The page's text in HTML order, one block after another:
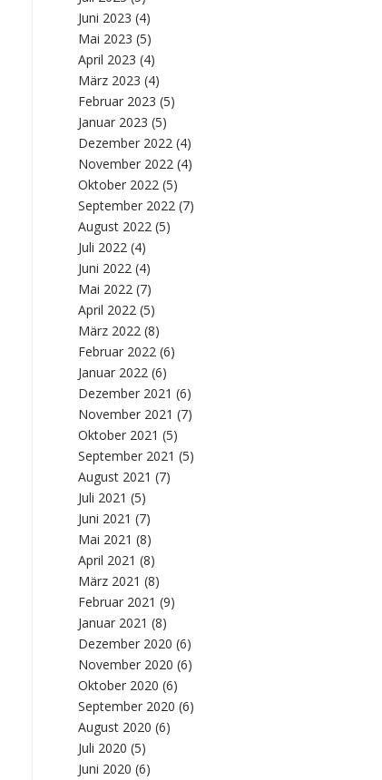
Juni 2023 (4)
Mai 2023 (5)
April 2023 (4)
März 2023 (4)
Februar 2023 (5)
Januar 2023 (5)
Dezember 2022 (4)
November 2022 (4)
Oktober 2022 (5)
September 2022 (7)
August 2022 (5)
Juli 2022 (4)
Juni 2022 (4)
Mai 2022 (7)
April 2022 (5)
März 2022 (8)
Februar 2022 (6)
Januar 2022 (6)
Dezember 2021 (6)
November 2021 (7)
Oktober 2021 (5)
September 2021 (5)
August 2021 (7)
Juli 2021 (5)
Juni 2021 (7)
Mai 2021 (8)
April 2021 (8)
März 2021 (8)
Februar 2021 (9)
Januar 2021 (8)
Dezember 2020 (6)
November 2020 (6)
Oktober 2020 (6)
September 2020 (6)
August 2020 (6)
Juli 2020 (5)
Juni 2020 (6)